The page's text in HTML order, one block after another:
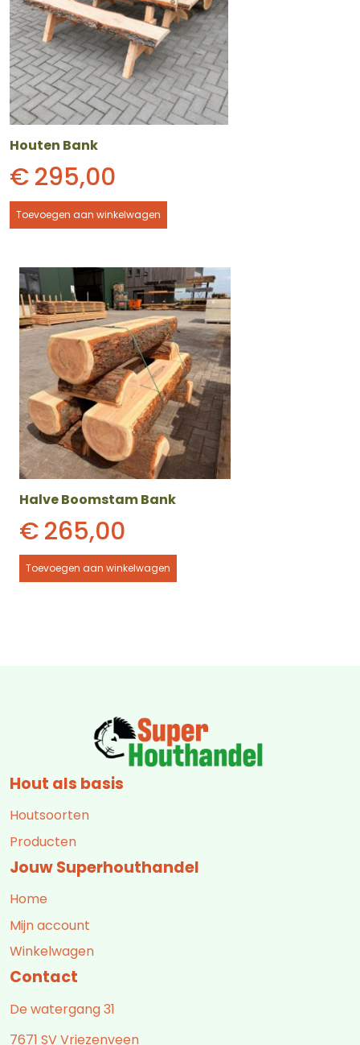
Houten Bank
€295,00
Toevoegen aan winkelwagen
Halve Boomstam Bank
€265,00
Toevoegen aan winkelwagen
Hout als basis
Houtsoorten
Producten
Jouw Superhouthandel
Home
Mijn account
Winkelwagen
Contact
De watergang 31
7671 SV Vriezenveen